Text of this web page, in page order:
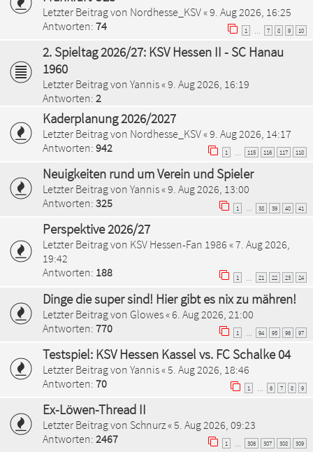
Letzter Beitrag von Nordhesse_KSV«9. Aug 2026, 16:25
Antworten: 74 1 7 8 9 10
2. Spieltag 2026/27: KSV Hessen II - SC Hanau
1960
Letzter Beitrag von Yannis«9. Aug 2026, 16:19
Antworten: 2
Kaderplanung 2026/2027
Letzter Beitrag von Nordhesse_KSV«9. Aug 2026, 14:17
Antworten: 942 1 … 115 116 117 118
Neuigkeiten rund um Verein und Spieler
Letzter Beitrag von Yannis«9. Aug 2026, 13:00
Antworten: 325 1 … 38 39 40 41
Perspektive 2026/27
Letzter Beitrag von KSV Hessen-Fan 1986 «7. Aug 2026,
19:42
Antworten: 188 1 21 22 23 24
Dinge die super sind! Hier gibt es nix zu mähren!
Letzter Beitrag von Glowes«6. Aug 2026, 21:00
Antworten: 770 1 94 95 96 97
Testspiel: KSV Hessen Kassel vs. FC Schalke 04
Letzter Beitrag von Yannis«5. Aug 2026, 18:46
Antworten: 70 1 6 7 8 9
Ex-Löwen-Thread II
Letzter Beitrag von Schnurz«5. Aug 2026, 09:23
Antworten: 2467 1 306 307 308 309